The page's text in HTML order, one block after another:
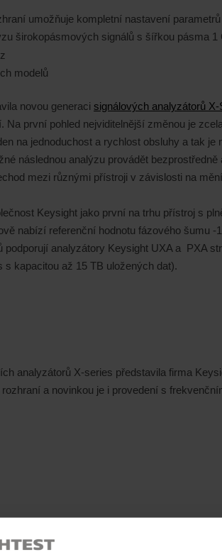
umožňuje kompletní nastavení
širokopásmových signálů s šířkou pásma 1
modelů
novou generaci signálových analyzátorů X-
Na první pohled nejviditelnější změnou je
na jednoduchost a rychlost obsluhy a tak
následnou analýzu provádět
mezi různými přístroji v závislosti na
Keysight jako první na trhu přístroj s
nabízí referenční hodnotu fázového
analyzátory Keysight UXA a PXA
kapacitou až 15 TB uložených dat).
analyzátorů X-series představila firma
a novinkou je i provedení s